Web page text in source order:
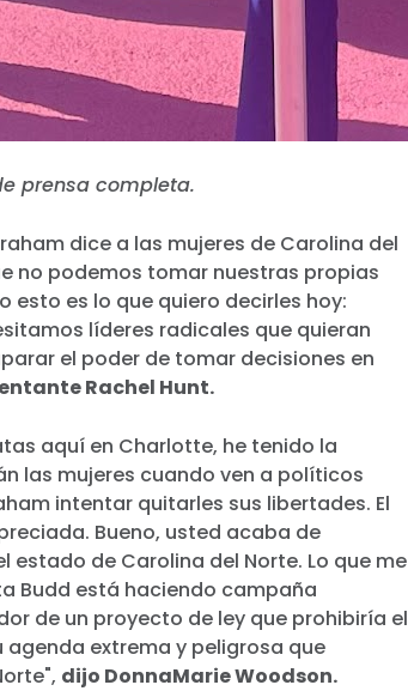
Courts
nosotros
prensa completa.
dice a las mujeres de Carolina del
no podemos tomar nuestras propias
esto es lo que quiero decirles hoy:
líderes radicales que quieran
el poder de tomar decisiones en
Rachel Hunt.
aquí en Charlotte, he tenido la
las mujeres cuando ven a políticos
intentar quitarles sus libertades. El
Bueno, usted acaba de
estado de Carolina del Norte. Lo que me
Budd está haciendo campaña
de un proyecto de ley que prohibiría el
extrema y peligrosa que
dijo DonnaMarie Woodson.